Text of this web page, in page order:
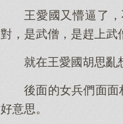
王愛國又懵逼了
對，是武僧，是趕上武
就在王愛國胡思亂
後面的女兵們面
好意思。